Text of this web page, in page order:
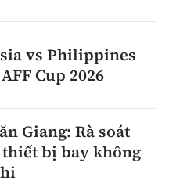
vs Philippines
Cup 2026
Giang: Rà soát
bị bay không